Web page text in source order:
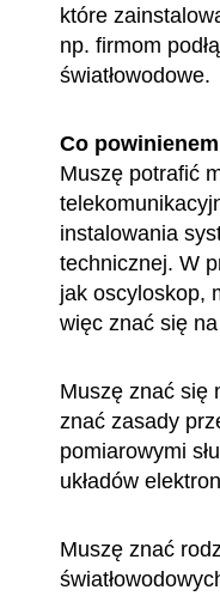
które
np. firmom
światłowodowe.
Co
Muszę potrafić
instalowania
technicznej. W
jak oscyloskop,
więc znać się na
Muszę znać się
znać zasady
pomiarowymi
układów
Muszę znać